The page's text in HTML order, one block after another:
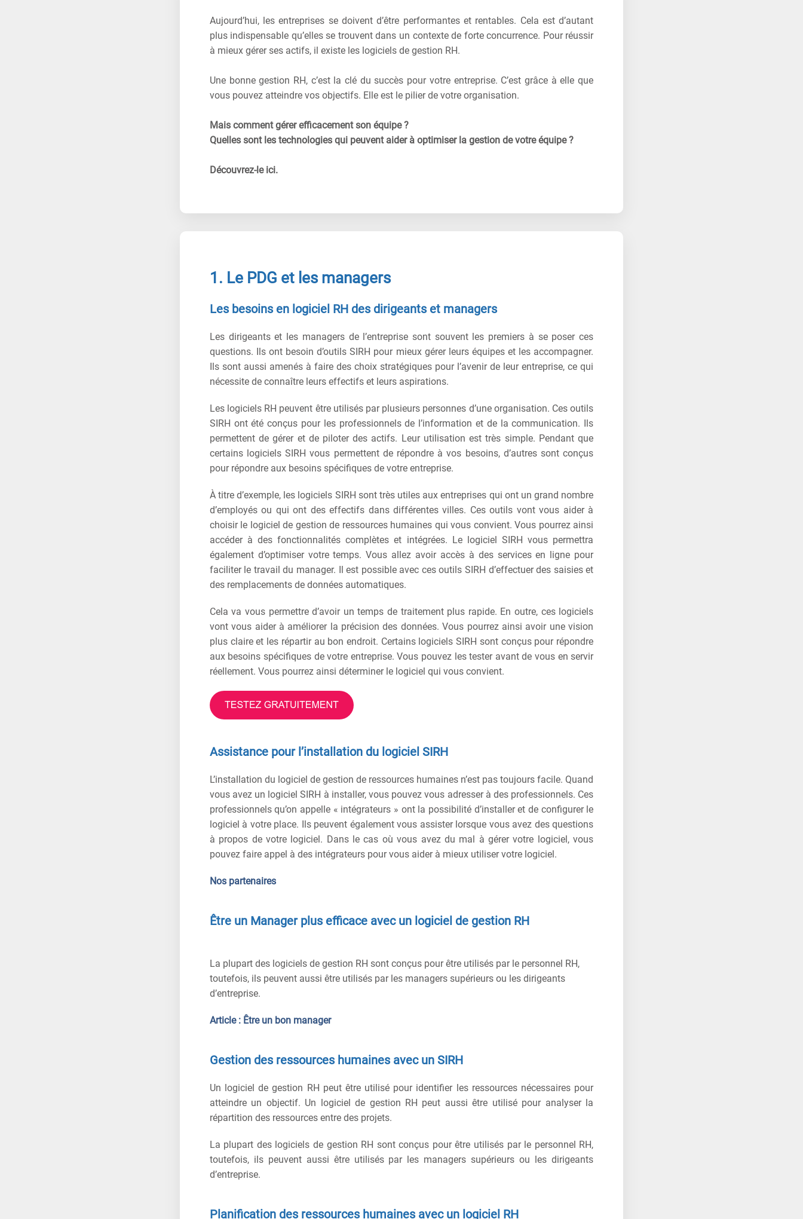
Aujourd’hui, les entreprises se doivent d’être performantes et rentables. Cela est d’autant
plus indispensable qu’elles se trouvent dans un contexte de forte concurrence. Pour réussir
à mieux gérer ses actifs, il existe les logiciels de gestion RH.
Une bonne gestion RH, c’est la clé du succès pour votre entreprise. C’est grâce à elle que
vous pouvez atteindre vos objectifs. Elle est le pilier de votre organisation.
Mais comment gérer efficacement son équipe ?
Quelles sont les technologies qui peuvent aider à optimiser la gestion de votre équipe ?
Découvrez-le ici.
1. Le PDG et les managers
Les besoins en logiciel RH des dirigeants et managers
Les dirigeants et les managers de l’entreprise sont souvent les premiers à se poser ces
questions. Ils ont besoin d’outils SIRH pour mieux gérer leurs équipes et les accompagner.
Ils sont aussi amenés à faire des choix stratégiques pour l’avenir de leur entreprise, ce qui
nécessite de connaître leurs effectifs et leurs aspirations.
Les logiciels RH peuvent être utilisés par plusieurs personnes d’une organisation. Ces outils
SIRH ont été conçus pour les professionnels de l’information et de la communication. Ils
permettent de gérer et de piloter des actifs. Leur utilisation est très simple. Pendant que
certains logiciels SIRH vous permettent de répondre à vos besoins, d’autres sont conçus
pour répondre aux besoins spécifiques de votre entreprise.
À titre d’exemple, les logiciels SIRH sont très utiles aux entreprises qui ont un grand nombre
d’employés ou qui ont des effectifs dans différentes villes. Ces outils vont vous aider à
choisir le logiciel de gestion de ressources humaines qui vous convient. Vous pourrez ainsi
accéder à des fonctionnalités complètes et intégrées. Le logiciel SIRH vous permettra
également d’optimiser votre temps. Vous allez avoir accès à des services en ligne pour
faciliter le travail du manager. Il est possible avec ces outils SIRH d’effectuer des saisies et
des remplacements de données automatiques.
Cela va vous permettre d’avoir un temps de traitement plus rapide. En outre, ces logiciels
vont vous aider à améliorer la précision des données. Vous pourrez ainsi avoir une vision
plus claire et les répartir au bon endroit. Certains logiciels SIRH sont conçus pour répondre
aux besoins spécifiques de votre entreprise. Vous pouvez les tester avant de vous en servir
réellement. Vous pourrez ainsi déterminer le logiciel qui vous convient.
Assistance pour l’installation du logiciel SIRH
L’installation du logiciel de gestion de ressources humaines n’est pas toujours facile. Quand
vous avez un logiciel SIRH à installer, vous pouvez vous adresser à des professionnels. Ces
professionnels qu’on appelle « intégrateurs » ont la possibilité d’installer et de configurer le
logiciel à votre place. Ils peuvent également vous assister lorsque vous avez des questions
à propos de votre logiciel. Dans le cas où vous avez du mal à gérer votre logiciel, vous
pouvez faire appel à des intégrateurs pour vous aider à mieux utiliser votre logiciel.
Nos partenaires
Être un Manager plus efficace avec un logiciel de gestion RH
La plupart des logiciels de gestion RH sont conçus pour être utilisés par le personnel RH,
toutefois, ils peuvent aussi être utilisés par les managers supérieurs ou les dirigeants
d’entreprise.
Article : Être un bon manager
Gestion des ressources humaines avec un SIRH
Un logiciel de gestion RH peut être utilisé pour identifier les ressources nécessaires pour
atteindre un objectif. Un logiciel de gestion RH peut aussi être utilisé pour analyser la
répartition des ressources entre des projets.
La plupart des logiciels de gestion RH sont conçus pour être utilisés par le personnel RH,
toutefois, ils peuvent aussi être utilisés par les managers supérieurs ou les dirigeants
d’entreprise.
Planification des ressources humaines avec un logiciel RH